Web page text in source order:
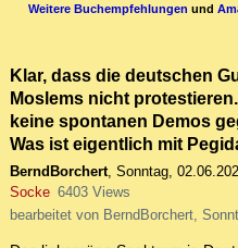
Weitere Buchempfehlungen und
Klar, dass die deutschen
Moslems nicht
keine spontanen Demos
Was ist eigentlich mit
BerndBorchert, Sonntag,
Socke 6403 Views
bearbeitet von BerndBorchert,